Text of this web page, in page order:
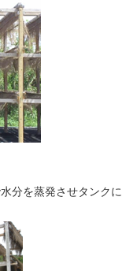
分を蒸発させタンクに